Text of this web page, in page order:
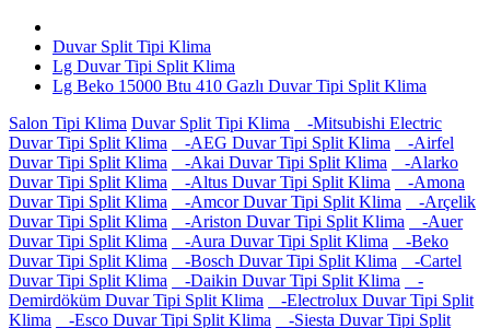
Duvar Split Tipi Klima
Lg Duvar Tipi Split Klima
Lg Beko 15000 Btu 410 Gazlı Duvar Tipi Split Klima
Salon Tipi Klima Duvar Split Tipi Klima
-Mitsubishi Electric
Duvar Tipi Split Klima
-AEG Duvar Tipi Split Klima
-Airfel
Duvar Tipi Split Klima
-Akai Duvar Tipi Split Klima
-Alarko
Duvar Tipi Split Klima
-Altus Duvar Tipi Split Klima
-Amona
Duvar Tipi Split Klima
-Amcor Duvar Tipi Split Klima
-Arçelik
Duvar Tipi Split Klima
-Ariston Duvar Tipi Split Klima
-Auer
Duvar Tipi Split Klima
-Aura Duvar Tipi Split Klima
-Beko
Duvar Tipi Split Klima
-Bosch Duvar Tipi Split Klima
-Cartel
Duvar Tipi Split Klima
-Daikin Duvar Tipi Split Klima
-
Demirdöküm Duvar Tipi Split Klima
-Electrolux Duvar Tipi Split
Klima
-Esco Duvar Tipi Split Klima
-Siesta Duvar Tipi Split